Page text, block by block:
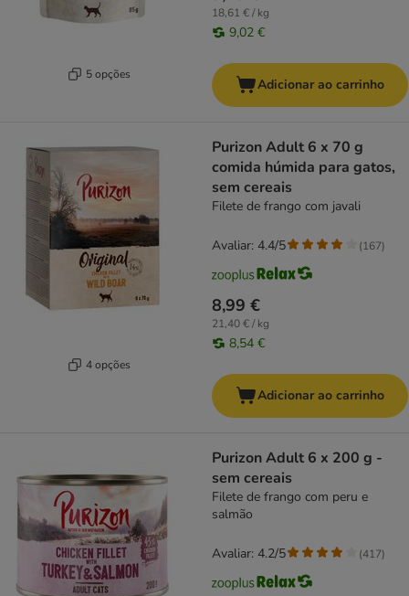
5 opções
18,61 € / kg
9,02 €
Adicionar ao carrinho
4 opções
Purizon Adult 6 x 70 g
comida húmida para gatos,
sem cereais
Filete de frango com javali
8,99 €
21,40 € / kg
8,54 €
Avaliar: 4.4/5 (167)
Adicionar ao carrinho
Purizon Adult 6 x 200 g -
sem cereais
Filete de frango com peru e
salmão
Avaliar: 4.2/5 (417)